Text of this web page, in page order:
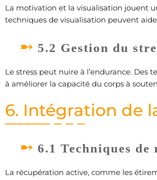
La motivation et la visualisation jouent
techniques de visualisation peuvent
5.2 Gestion du
Le stress peut nuire à l’endurance.
à améliorer la capacité du corps à
6. Intégration de
6.1 Techniques
La récupération active, comme les